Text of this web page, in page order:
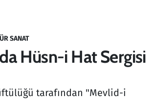
SANAT
Hüsn-i Hat Sergisi
tarafından "Mevlid-i